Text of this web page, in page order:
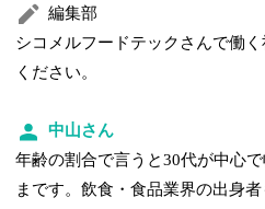
編集部
シコメルフードテックさんで働
ください。
中山さん
年齢の割合で言うと30代が中心
まです。飲食・食品業界の出身